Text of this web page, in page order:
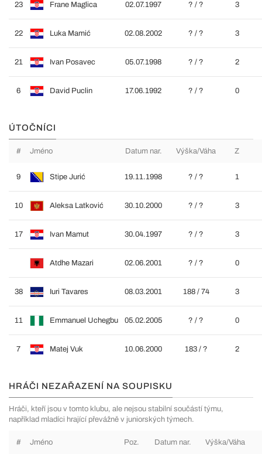
23 Frane Maglica 02.07.1997 ? / ? 3
22 Luka Mamić 02.08.2002 ? / ? 3
21 Ivan Posavec 05.07.1998 ? / ? 2
6 David Puclin 17.06.1992 ? / ? 0
ÚTOČNÍCI
# Jméno Datum nar. Výška/Váha Z
9 Stipe Jurić 19.11.1998 ? / ? 1
10 Aleksa Latković 30.10.2000 ? / ? 3
17 Ivan Mamut 30.04.1997 ? / ? 3
Atdhe Mazari 02.06.2001 ? / ? 0
38 Iuri Tavares 08.03.2001 188 / 74 3
11 Emmanuel Uchegbu 05.02.2005 ? / ? 0
7 Matej Vuk 10.06.2000 183 / ? 2
HRÁČI NEZAŘAZENÍ NA SOUPISKU
Hráči, kteří jsou v tomto klubu, ale nejsou stabilní součástí týmu,
například mladíci hrající převážně v juniorských týmech.
# Jméno Poz. Datum nar. Výška/Váha